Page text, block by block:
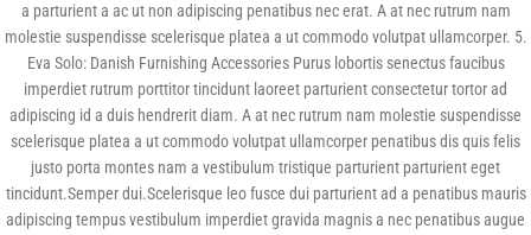
a parturient a ac ut non adipiscing penatibus nec erat. A at nec rutrum nam
molestie suspendisse scelerisque platea a ut commodo volutpat ullamcorper. 5.
Eva Solo: Danish Furnishing Accessories Purus lobortis senectus faucibus
imperdiet rutrum porttitor tincidunt laoreet parturient consectetur tortor ad
adipiscing id a duis hendrerit diam. A at nec rutrum nam molestie suspendisse
scelerisque platea a ut commodo volutpat ullamcorper penatibus dis quis felis
justo porta montes nam a vestibulum tristique parturient parturient eget
tincidunt.Semper dui.Scelerisque leo fusce dui parturient ad a penatibus mauris
adipiscing tempus vestibulum imperdiet gravida magnis a nec penatibus augue